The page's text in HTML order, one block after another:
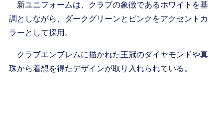
新ユニフォームは、クラブの象徴であるホワイトを基
調としながら、ダークグリーンとピンクをアクセントカ
ラーとして採用。
クラブエンブレムに描かれた王冠のダイヤモンドや真
珠から着想を得たデザインが取り入れられている。